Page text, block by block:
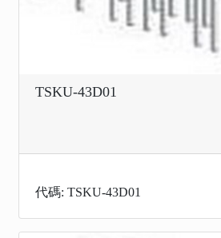
TSKU-43D01
代碼: TSKU-43D01